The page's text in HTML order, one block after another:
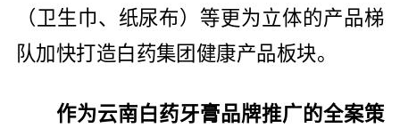
（卫生巾、纸尿布）等更为立体的产品梯
队加快打造白药集团健康产品板块。
作为云南白药牙膏品牌推广的全案策